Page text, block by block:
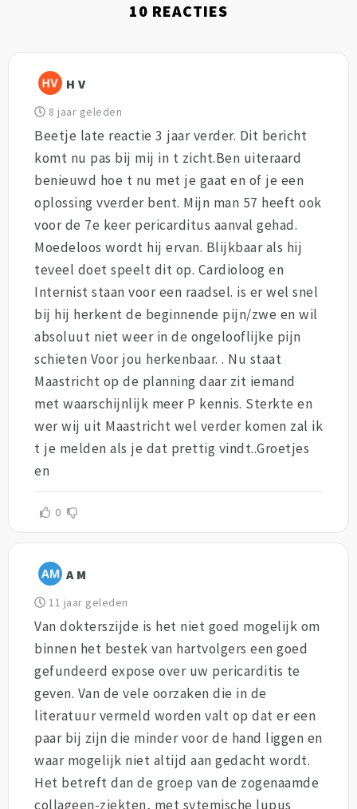
10 REACTIES
H V
8 jaar geleden
Beetje late reactie 3 jaar verder. Dit bericht
komt nu pas bij mij in t zicht.Ben uiteraard
benieuwd hoe t nu met je gaat en of je een
oplossing vverder bent. Mijn man 57 heeft ook
voor de 7e keer pericarditus aanval gehad.
Moedeloos wordt hij ervan. Blijkbaar als hij
teveel doet speelt dit op. Cardioloog en
Internist staan voor een raadsel. is er wel snel
bij hij herkent de beginnende pijn/zwe en wil
absoluut niet weer in de ongelooflijke pijn
schieten Voor jou herkenbaar. . Nu staat
Maastricht op de planning daar zit iemand
met waarschijnlijk meer P kennis. Sterkte en
wer wij uit Maastricht wel verder komen zal ik
t je melden als je dat prettig vindt..Groetjes
en
0
A M
11 jaar geleden
Van dokterszijde is het niet goed mogelijk om
binnen het bestek van hartvolgers een goed
gefundeerd expose over uw pericarditis te
geven. Van de vele oorzaken die in de
literatuur vermeld worden valt op dat er een
paar bij zijn die minder voor de hand liggen en
waar mogelijk niet altijd aan gedacht wordt.
Het betreft dan de groep van de zogenaamde
collageen-ziekten, met sytemische lupus